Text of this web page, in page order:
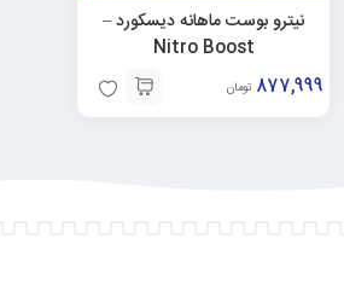
نیترو بوست ماهانه دیسکورد –
Nitro Boost
877,999 تومان